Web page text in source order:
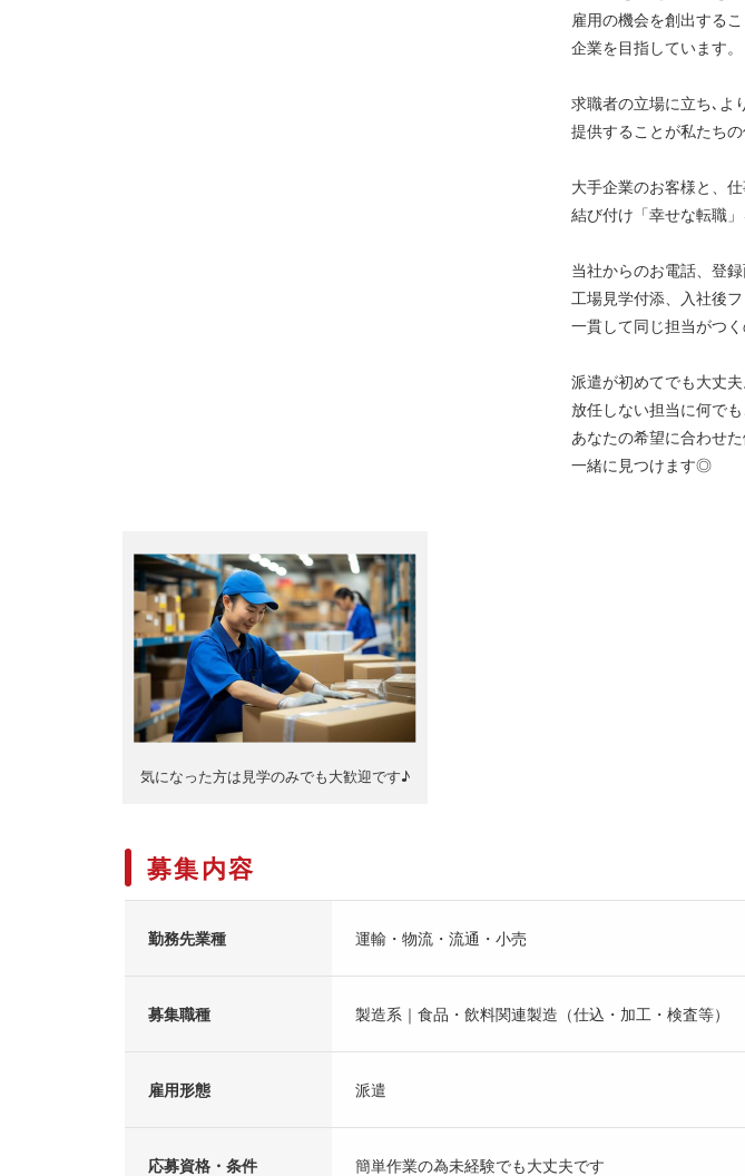
雇用の機会を創出する
企業を目指しています。
求職者の立場に立ち､よ
提供することが私たちの
大手企業のお客様と、
結び付け「幸せな転職」
当社からのお電話、登録
工場見学付添、入社後
一貫して同じ担当がつ
派遣が初めてでも大丈夫
放任しない担当に何で
あなたの希望に合わせ
一緒に見つけます◎
気になった方は見学のみでも大歓迎です♪
募集内容
勤務先業種 運輸・物流・流通・小売
募集職種 製造系｜食品・飲料関連製造（仕込・加工・検査等）
雇用形態 派遣
応募資格・条件 簡単作業の為未経験でも大丈夫です